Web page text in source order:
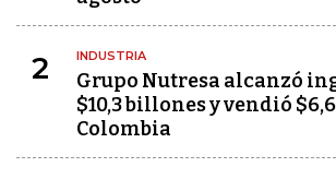
2 INDUSTRIA
Grupo Nutresa alcanzó
$10,3 billones y vendió
Colombia